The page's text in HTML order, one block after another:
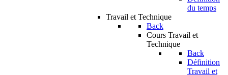
du temps
Travail et Technique
Back
Cours Travail et
Technique
Back
Définition
Travail et